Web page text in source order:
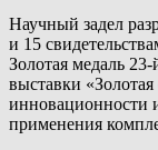
Научный задел
и 15
Золотая медаль
выставки
инновационности
применения